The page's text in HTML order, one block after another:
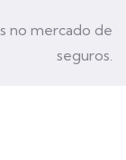
no mercado de
seguros.